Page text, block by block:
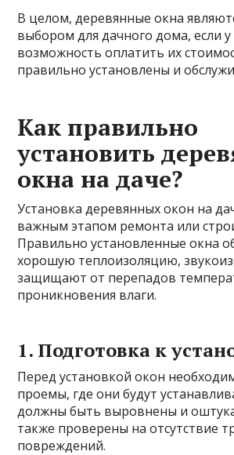
В целом, деревянные окна
выбором для дачного дома, если у
возможность оплатить их
правильно установлены и
Как правильно
установить
окна на даче?
Установка деревянных окон на
важным этапом ремонта или
Правильно установленные окна
хорошую теплоизоляцию,
защищают от перепадов
проникновения влаги.
1. Подготовка к
Перед установкой окон
проемы, где они будут
должны быть выровнены и
также проверены на отсутствие
повреждений.